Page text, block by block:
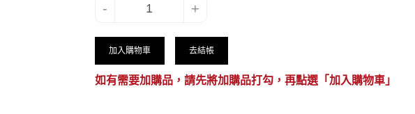
- +
加入購物車 去結帳
如有需要加購品，請先將加購品打勾，再點選「加入購物車」